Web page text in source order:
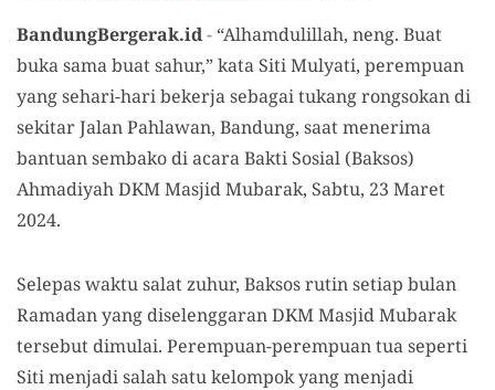
BandungBergerak.id- “Alhamdulillah, neng. Buat
buka sama buat sahur,” kata Siti Mulyati, perempuan
yang sehari-hari bekerja sebagai tukang rongsokan di
sekitar Jalan Pahlawan, Bandung, saat menerima
bantuan sembako di acara Bakti Sosial (Baksos)
Ahmadiyah DKM Masjid Mubarak, Sabtu, 23 Maret
2024.
Selepas waktu salat zuhur, Baksos rutin setiap bulan
Ramadan yang diselenggaran DKM Masjid Mubarak
tersebut dimulai. Perempuan-perempuan tua seperti
Siti menjadi salah satu kelompok yang menjadi